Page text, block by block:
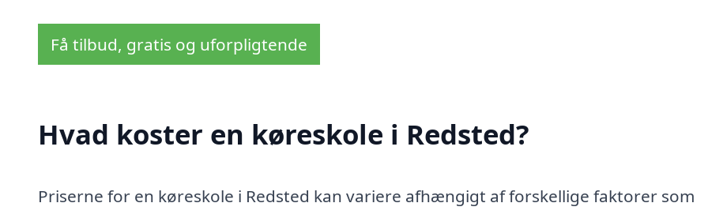
Få tilbud, gratis og uforpligtende
Hvad koster en køreskole i Redsted?
Priserne for en køreskole i Redsted kan variere afhængigt af forskellige faktorer som